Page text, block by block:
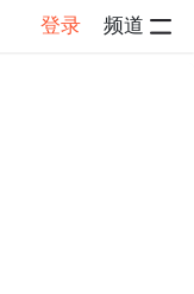
登录 频道